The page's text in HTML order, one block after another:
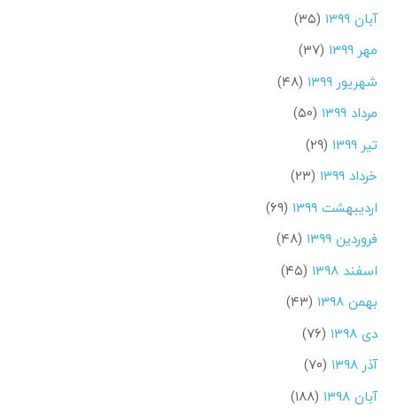
آبان ۱۳۹۹
(۳۵)
مهر ۱۳۹۹
(۳۷)
شهریور ۱۳۹۹
(۴۸)
مرداد ۱۳۹۹
(۵۰)
تیر ۱۳۹۹
(۲۹)
خرداد ۱۳۹۹
(۲۳)
اردیبهشت ۱۳۹۹
(۶۹)
فروردین ۱۳۹۹
(۴۸)
اسفند ۱۳۹۸
(۴۵)
بهمن ۱۳۹۸
(۴۳)
دی ۱۳۹۸
(۷۶)
آذر ۱۳۹۸
(۷۰)
آبان ۱۳۹۸
(۱۸۸)